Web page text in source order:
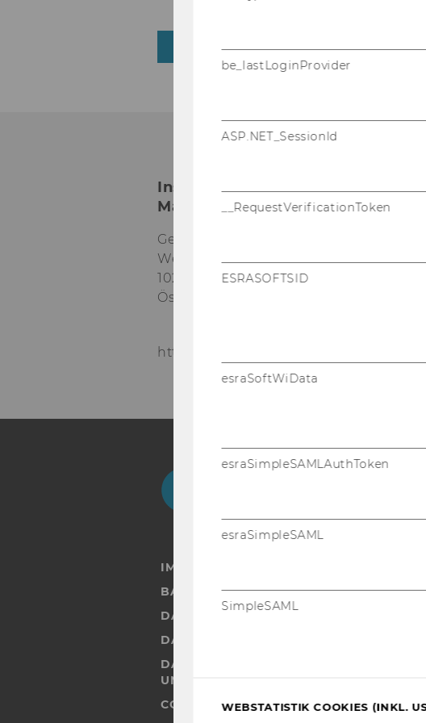
ZURÜCK ZUR ÜBERSICHT
Institut für Marketing-
Management
Gebäude D2, Eingang A, 1. OG
Welthandelsplatz 1
1020
Wien
Österreich
https://www.wu.ac.at/mm/
Instagram
IMPRESSUM
BARRIEREFREIHEITSERKLÄRUNG
DATENSCHUTZERKLÄRUNG
DATENSCHUTZERKLÄRUNG SOCIAL
DATENSCHUTZERKLÄRUNG
UND STUDIERENDE
COOKIE EINSTELLUNGEN
be_lastLoginProvider
ASP.NET_SessionId
__RequestVerificationToken
ESRASOFTSID
esraSoftWiData
esraSimpleSAMLAuthToken
esraSimpleSAML
SimpleSAML
WEBSTATISTIK COOKIES (INKL.